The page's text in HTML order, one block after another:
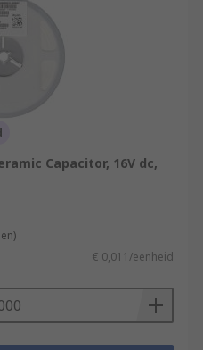
Capacitor, 16V dc,
€ 0,011/eenheid